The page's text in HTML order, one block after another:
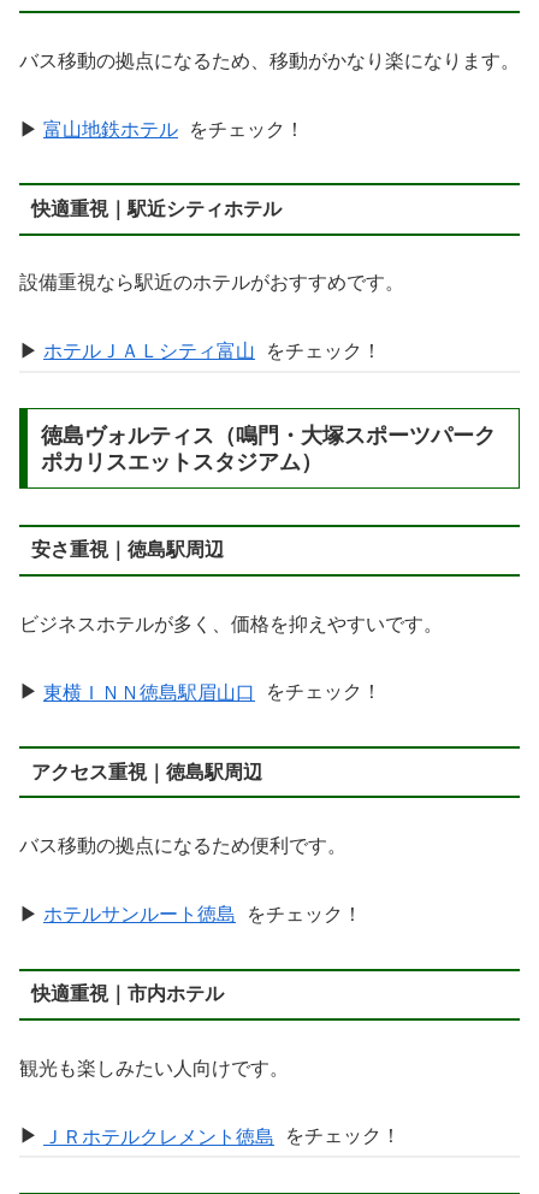
バス移動の拠点になるため、移動がかなり楽になります。
▶ 富山地鉄ホテル をチェック！
快適重視｜駅近シティホテル
設備重視なら駅近のホテルがおすすめです。
▶ ホテルＪＡＬシティ富山 をチェック！
徳島ヴォルティス（鳴門・大塚スポーツパーク
ポカリスエットスタジアム）
安さ重視｜徳島駅周辺
ビジネスホテルが多く、価格を抑えやすいです。
▶︎ 東横ＩＮＮ徳島駅眉山口 をチェック！
アクセス重視｜徳島駅周辺
バス移動の拠点になるため便利です。
▶︎ ホテルサンルート徳島 をチェック！
快適重視｜市内ホテル
観光も楽しみたい人向けです。
▶︎ ＪＲホテルクレメント徳島 をチェック！